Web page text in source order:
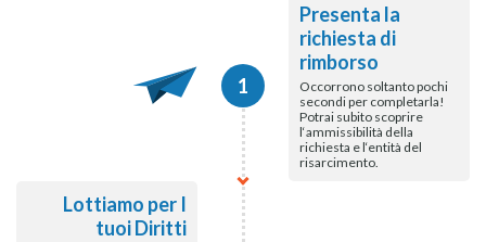
1
Presenta la
richiesta di
rimborso
Occorrono soltanto pochi
secondi per completarla!
Potrai subito scoprire
l‘ammissibilità della
richiesta e l‘entità del
risarcimento.
Lottiamo per I
tuoi Diritti